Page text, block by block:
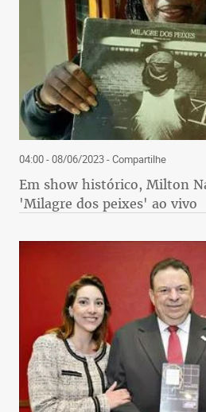
04:00 - 08/06/2023- Compartilhe
Em show histórico, Milton
'Milagre dos peixes' ao vivo